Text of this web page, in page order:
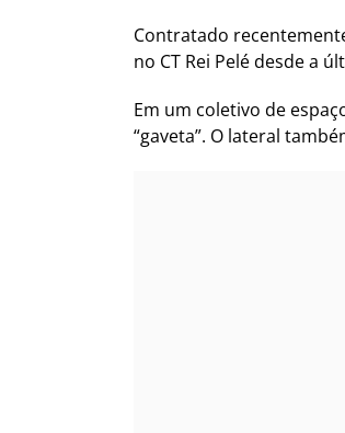
Contratado
no CT Rei Pelé desde a
Em um coletivo de
“gaveta”. O lateral